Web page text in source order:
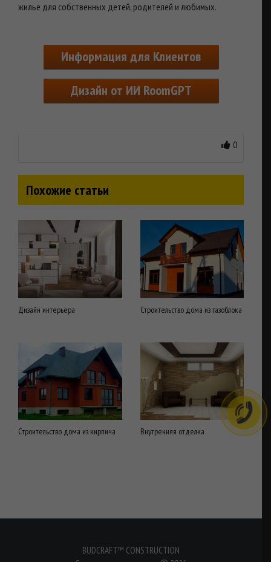
жилье для собственных детей, родителей и любимых.
Информация для Клиентов
Дизайн от ИИ RoomGPT
0
Похожие статьи
Дизайн интерьера Строительство дома из газоблока
Строительство дома из кирпича Внутренняя отделка
BUDCRAFT™ CONSTRUCTION